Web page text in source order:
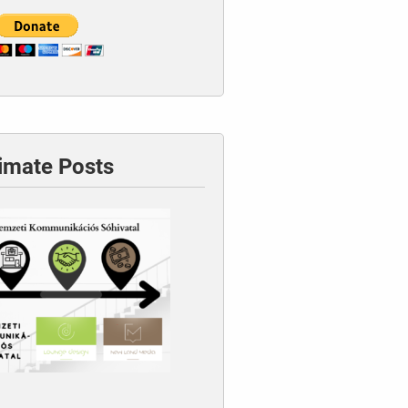
Posts